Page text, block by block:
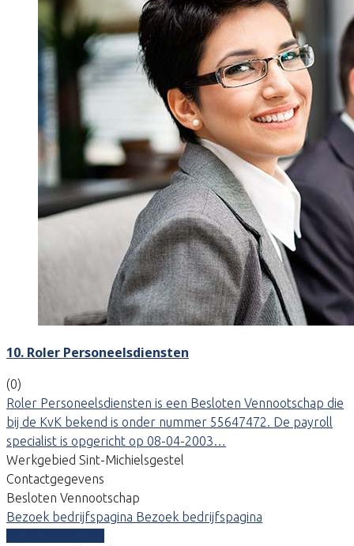
10. Roler Personeelsdiensten
(0)
Roler Personeelsdiensten is een Besloten Vennootschap die
bij de KvK bekend is onder nummer 55647472. De payroll
specialist is opgericht op 08-04-2003…
Werkgebied Sint-Michielsgestel
Contactgegevens
Besloten Vennootschap
Bezoek bedrijfspagina Bezoek bedrijfspagina